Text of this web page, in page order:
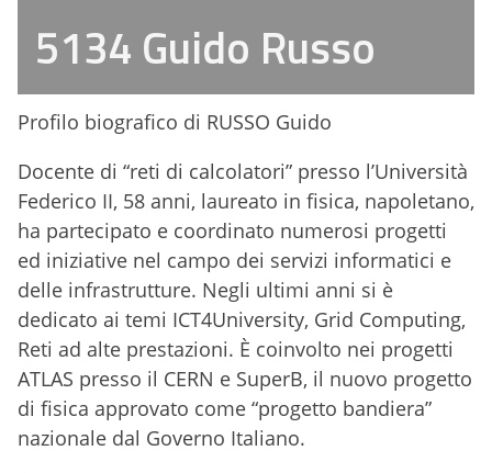
5134 Guido Russo
Profilo biografico di RUSSO Guido
Docente di “reti di calcolatori” presso l’Università
Federico II, 58 anni, laureato in fisica, napoletano,
ha partecipato e coordinato numerosi progetti
ed iniziative nel campo dei servizi informatici e
delle infrastrutture. Negli ultimi anni si è
dedicato ai temi ICT4University, Grid Computing,
Reti ad alte prestazioni. È coinvolto nei progetti
ATLAS presso il CERN e SuperB, il nuovo progetto
di fisica approvato come “progetto bandiera”
nazionale dal Governo Italiano.